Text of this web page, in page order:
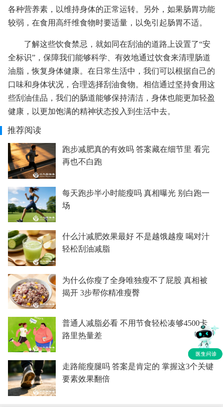
各种营养素，以维持身体的正常运转。另外，如果肠胃功能
较弱，在食用高纤维食物时要适量，以免引起肠胃不适。
了解这些饮食禁忌，就如同在刮油的道路上设置了“安
全标识”，保障我们能够科学、有效地通过饮食来清理肠道
油脂，恢复身体健康。在日常生活中，我们可以根据自己的
口味和身体状况，合理选择刮油食物。相信通过坚持食用这
些刮油佳品，我们的肠道能够保持清洁，身体也能更加轻盈
健康，以更加饱满的精神状态投入到生活中去。
推荐阅读
跑步减肥真的有效吗 答案藏在细节里 看完
再也不白跑
每天跑步半小时能瘦吗 真相曝光 别白跑一
场
什么汁减肥效果最好 不是越饿越瘦 喝对汁
轻松刮油减脂
为什么你瘦了全身唯独瘦不了屁股 真相被
揭开 3步帮你精准瘦臀
普通人减脂必看 不用节食轻松凑够4500卡
路里热量差
走路能瘦腿吗 答案是肯定的 掌握这3个关键
要素效果翻倍